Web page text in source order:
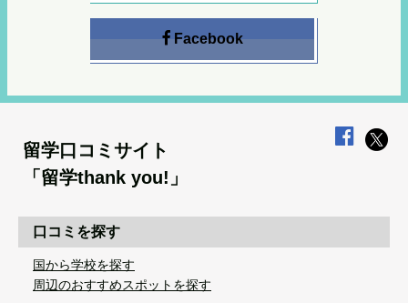
Facebook
留学口コミサイト
「留学thank you!」
口コミを探す
国から学校を探す
周辺のおすすめスポットを探す